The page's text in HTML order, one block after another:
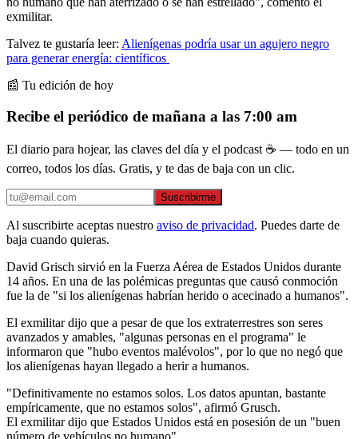
exmilitar.
Talvez te gustaría leer: Alienígenas podría usar un agujero negro
para generar energía: científicos
📰 Tu edición de hoy
Recibe el periódico de mañana a las 7:00 am
El diario para hojear, las claves del día y el podcast ☕ — todo en un
correo, todos los días. Gratis, y te das de baja con un clic.
Suscribirme
Al suscribirte aceptas nuestro aviso de privacidad. Puedes darte de
baja cuando quieras.
David Grisch sirvió en la Fuerza Aérea de Estados Unidos durante
14 años. En una de las polémicas preguntas que causó conmoción
fue la de "si los alienígenas habrían herido o acecinado a humanos".
El exmilitar dijo que a pesar de que los extraterrestres son seres
avanzados y amables, "algunas personas en el programa" le
informaron que "hubo eventos malévolos", por lo que no negó que
los alienígenas hayan llegado a herir a humanos.
"Definitivamente no estamos solos. Los datos apuntan, bastante
empíricamente, que no estamos solos", afirmó Grusch.
El exmilitar dijo que Estados Unidos está en posesión de un "buen